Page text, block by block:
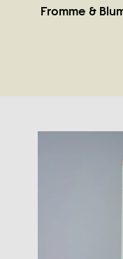
Fromme &